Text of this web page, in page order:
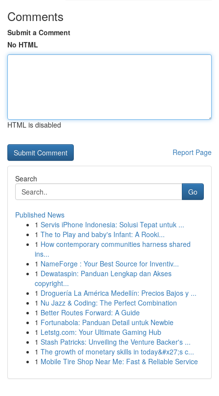
Comments
Submit a Comment
No HTML
HTML is disabled
Report Page
Search
Go
Published News
1 Servis iPhone Indonesia: Solusi Tepat untuk ...
1 The to Play and baby's Infant: A Rooki...
1 How contemporary communities harness shared
ins...
1 NameForge : Your Best Source for Inventiv...
1 Dewataspin: Panduan Lengkap dan Akses
copyright...
1 Droguería La América Medellín: Precios Bajos y ...
1 Nu Jazz & Coding: The Perfect Combination
1 Better Routes Forward: A Guide
1 Fortunabola: Panduan Detail untuk Newbie
1 Letstg.com: Your Ultimate Gaming Hub
1 Stash Patricks: Unveiling the Venture Backer's ...
1 The growth of monetary skills in today&#x27;s c...
1 Mobile Tire Shop Near Me: Fast & Reliable Service